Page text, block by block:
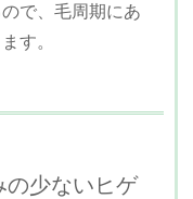
で、毛周期にあ
す。
の少ないヒゲ